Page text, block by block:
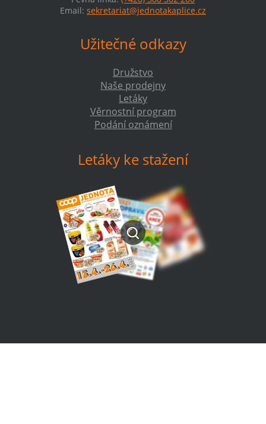
Email: sekretariat@jednotakaplice.cz
Užitečné odkazy
Družstvo
Naše prodejny
Letáky
Věrnostní program
Podání oznámení
Letáky ke stažení